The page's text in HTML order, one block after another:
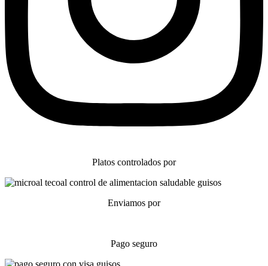
Platos controlados por
Enviamos por
Pago seguro